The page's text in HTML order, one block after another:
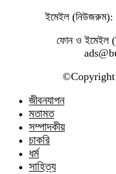
ইমেইল
ফোন ও ইমেইল
©️Copyright
জীবনযাপন
মতামত
সম্পাদকীয়
চাকরি
ধর্ম
সাহিত্য